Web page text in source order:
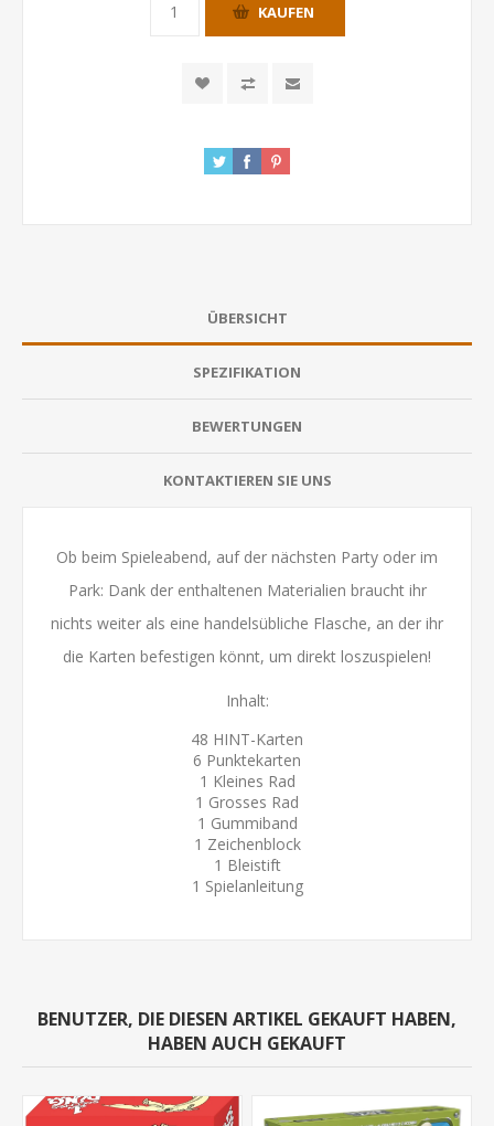
KAUFEN
ÜBERSICHT
SPEZIFIKATION
BEWERTUNGEN
KONTAKTIEREN SIE UNS
Ob beim Spieleabend, auf der nächsten Party oder im
Park: Dank der enthaltenen Materialien braucht ihr
nichts weiter als eine handelsübliche Flasche, an der ihr
die Karten befestigen könnt, um direkt loszuspielen!
Inhalt:
48 HINT-Karten
6 Punktekarten
1 Kleines Rad
1 Grosses Rad
1 Gummiband
1 Zeichenblock
1 Bleistift
1 Spielanleitung
BENUTZER, DIE DIESEN ARTIKEL GEKAUFT HABEN,
HABEN AUCH GEKAUFT